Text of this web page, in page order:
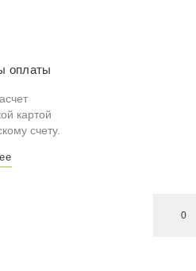
0
оплаты
картой
счету.